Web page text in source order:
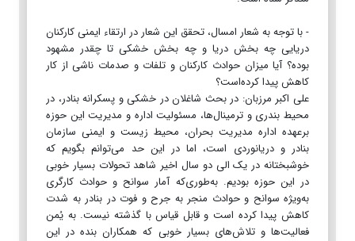
- با توجه به شعار امسال، تحقق این شعار در ارتقاء ایمنی کارکنان
دریایی چه بخش دریا و چه بخش خشکی تا چقدر مشهود
بوده؟ آیا میزان حوادث کارکنان و تلفات و صدمات ناشی از کار
کاهش پیدا کرده‌است؟
علی اکبر مرزبان: در بحث شاغلان در خشکی و پسکرانه بنادر، در
محیط بندری و ترمینال‌ها، مسئولیت اداره و مدیریت این حوزه
برعهده اداره مدیریت بحران، محیط زیست و ایمنی سازمان
بنادر و دریانوردی است، اما در این حد می‌توانم بگویم که
خوشبختانه در یک الی دو سال اخیر شاهد تحولات بسیار خوبی
در این حوزه بودیم. به‌طوری‌که آمار سوانح و حوادث کارگری
به‌ویژه سوانح و حوادث منجر به جرح و فوت در بنادر به شدت
کاهش پیدا کرده است و قابل قیاس با گذشته نیست. به یُمن
فعالیت‌ها و تلاش‌های بسیار خوبی که همکاران بنده در این